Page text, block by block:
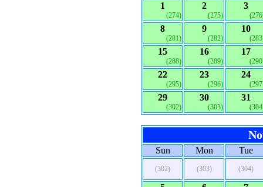
1
(274)
2
(275)
3
8
(281)
9
(282)
10
15
(288)
16
(289)
17
22
(295)
23
(296)
24
29
(302)
30
(303)
31
Sun Mon Tue
(302) (303) (304)